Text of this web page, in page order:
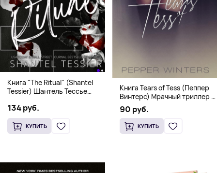
Книга "The Ritual" (Shantel
Tessier) Шантель Тессье
романс бестселлер (18+)
134 руб.
КУПИТЬ
Книга Tears of Tess (Пеппер
Винтерс) Мрачный триллер о
выживании и страсти (18+)
90 руб.
КУПИТЬ